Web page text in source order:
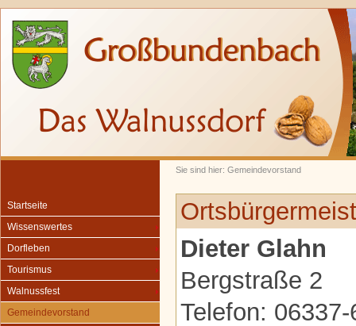
Sie sind hier: Gemeindevorstand
Startseite
Wissenswertes
Dorfleben
Tourismus
Walnussfest
Gemeindevorstand
Dieter Glahn
Bergstraße 2
Telefon: 06337-